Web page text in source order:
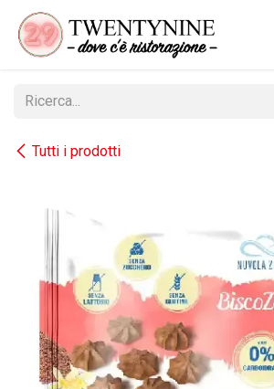
Passa al contenuto
Tutti i prodotti